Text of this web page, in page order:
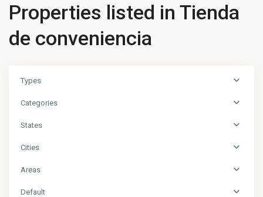
Properties listed in Tienda
de conveniencia
Types
Categories
States
Cities
Areas
Default